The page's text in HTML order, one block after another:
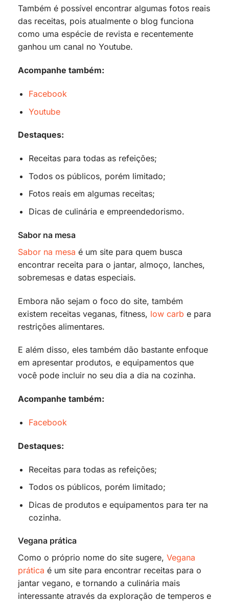
Também é possível encontrar algumas fotos reais
das receitas, pois atualmente o blog funciona
como uma espécie de revista e recentemente
ganhou um canal no Youtube.
Acompanhe também:
Facebook
Youtube
Destaques:
Receitas para todas as refeições;
Todos os públicos, porém limitado;
Fotos reais em algumas receitas;
Dicas de culinária e empreendedorismo.
Sabor na mesa
Sabor na mesa é um site para quem busca
encontrar receita para o jantar, almoço, lanches,
sobremesas e datas especiais.
Embora não sejam o foco do site, também
existem receitas veganas, fitness, low carb e para
restrições alimentares.
E além disso, eles também dão bastante enfoque
em apresentar produtos, e equipamentos que
você pode incluir no seu dia a dia na cozinha.
Acompanhe também:
Facebook
Destaques:
Receitas para todas as refeições;
Todos os públicos, porém limitado;
Dicas de produtos e equipamentos para ter na
cozinha.
Vegana prática
Como o próprio nome do site sugere, Vegana
prática é um site para encontrar receitas para o
jantar vegano, e tornando a culinária mais
interessante através da exploração de temperos e